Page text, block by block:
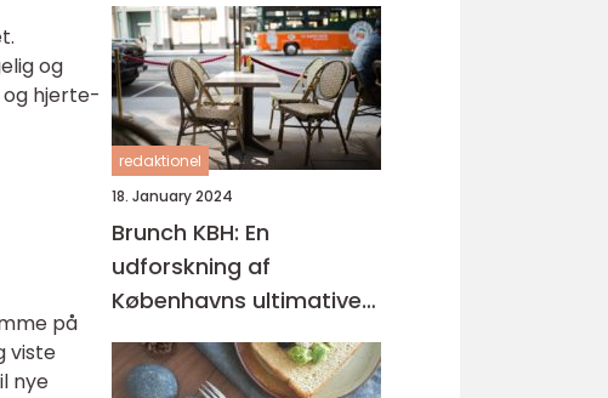
og
hjerte-
på
viste
nye
redaktionel
18. January 2024
Brunch KBH: En
udforskning af
Københavns ultimative
brunchoplevelser